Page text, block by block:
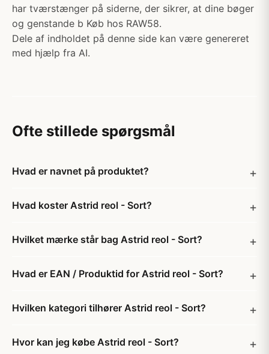
har tværstænger på siderne, der sikrer, at dine bøger
og genstande b Køb hos RAW58.
Dele af indholdet på denne side kan være genereret
med hjælp fra AI.
Ofte stillede spørgsmål
Hvad er navnet på produktet?
Hvad koster Astrid reol - Sort?
Hvilket mærke står bag Astrid reol - Sort?
Hvad er EAN / Produktid for Astrid reol - Sort?
Hvilken kategori tilhører Astrid reol - Sort?
Hvor kan jeg købe Astrid reol - Sort?